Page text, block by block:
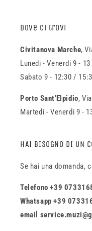
Dove ci trovi
Civitanova Marche,
Lunedi - Venerdi 9 -
Sabato 9 - 12:30 /
Porto Sant'Elpidio,
Martedi - Venerdi 9 -
HAI BISOGNO DI UN
Se hai una domanda,
Telefono +39
Whatsapp +39
email